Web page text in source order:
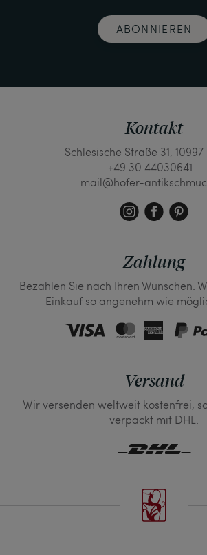
ABONNIEREN
Kontakt
Schlesische Straße 31,
+49 30 44030641
mail@hofer-
Zahlung
Bezahlen Sie nach Ihren Wünschen.
Einkauf so angenehm wie
Versand
Wir versenden weltweit kostenfrei,
verpackt mit DHL.